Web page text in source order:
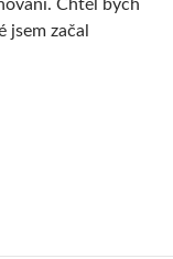
Chtěl bych
jsem začal
výtiscích